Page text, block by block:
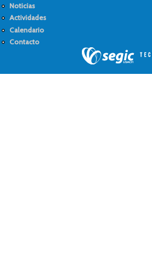
Noticias
Actividades
Calendario
Contacto